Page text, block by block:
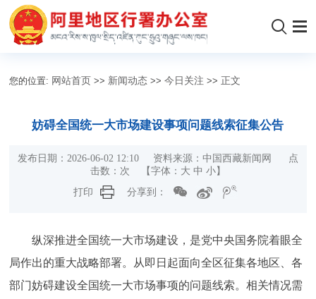
您的位置: 网站首页 >> 新闻动态 >>今日关注 >> 正文
妨碍全国统一大市场建设事项问题线索征集公告
发布日期：2026-06-02 12:10 资料来源：中国西藏新闻网 点
击数： 次 【字体： 大 中 小】
打印
分享到：
纵深推进全国统一大市场建设，是党中央国务院着眼全
局作出的重大战略部署。从即日起面向全区征集各地区、各
部门妨碍建设全国统一大市场事项的问题线索。相关情况需